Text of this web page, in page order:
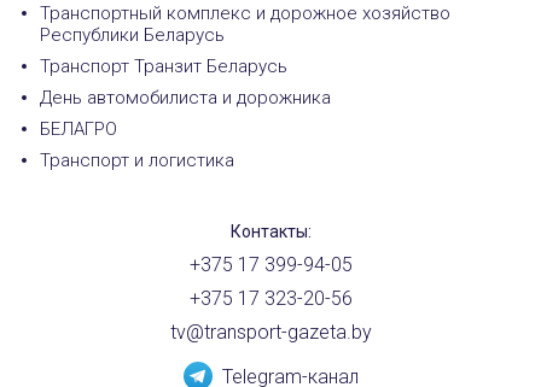
Транспортный комплекс и дорожное хозяйство
Республики Беларусь
Транспорт Транзит Беларусь
День автомобилиста и дорожника
БЕЛАГРО
Транспорт и логистика
Контакты:
+375 17 399-94-05
+375 17 323-20-56
tv@transport-gazeta.by
Telegram-канал